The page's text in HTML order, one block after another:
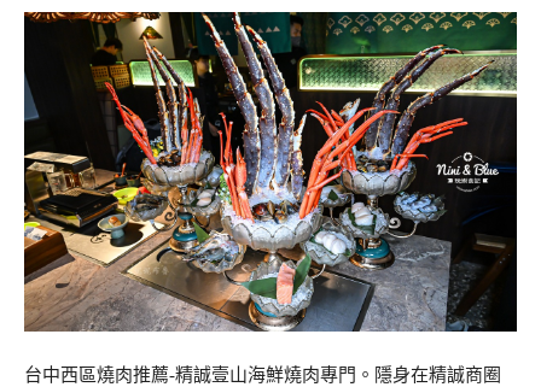
台中西區燒肉推薦-精誠壹山海鮮燒肉專門。隱身在精誠商圈